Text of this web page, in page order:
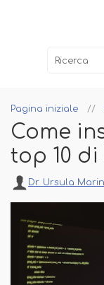
Pagina iniziale
Come
top 10 di
Dr. Ursula